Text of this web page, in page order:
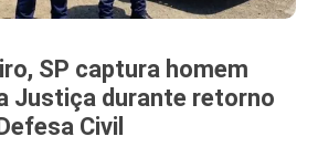
SP captura homem
Justiça durante retorno
Civil